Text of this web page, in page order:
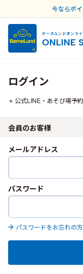
今ならポ
ボーネルンドオンラ
ONLINE
ログイン
公式LINE・あそび場予
会員のお客様
メールアドレス
パスワード
パスワードをお忘れの